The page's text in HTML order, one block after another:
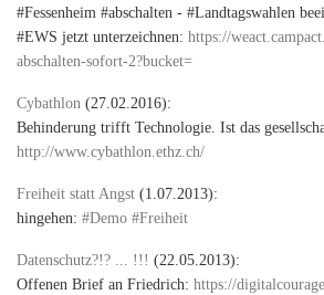
#Fessenheim #abschalten - #Landtagswahlen
#EWS jetzt unterzeichnen: https://
abschalten-sofort-2?bucket=
Cybathlon (27.02.2016):
Behinderung trifft Technologie. Ist das
http://www.cybathlon.ethz.ch/
Freiheit statt Angst (1.07.2013):
hingehen: #Demo #Freiheit
Datenschutz?!? ... !!! (22.05.2013):
Offenen Brief an Friedrich: https://